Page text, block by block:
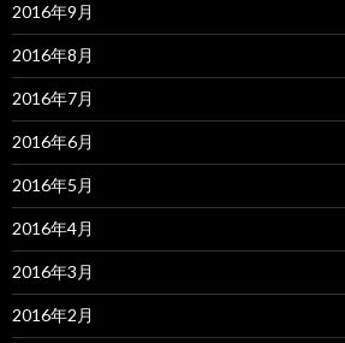
2016年9月
2016年8月
2016年7月
2016年6月
2016年5月
2016年4月
2016年3月
2016年2月